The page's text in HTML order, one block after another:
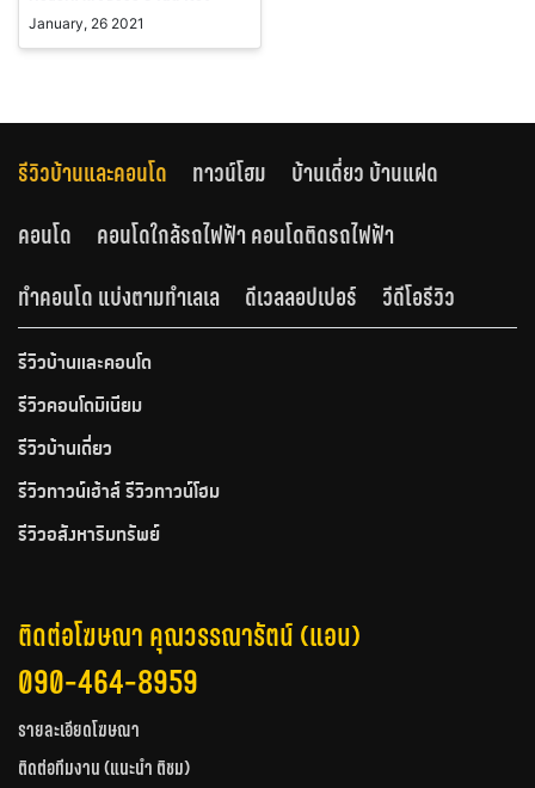
January, 26 2021
รีวิวบ้านและคอนโด ทาวน์โฮม
บ้านเดี่ยว บ้านแฝด
คอนโด
คอนโดใกล้รถไฟฟ้า คอนโดติดรถไฟฟ้า
ทำคอนโด แบ่งตามทำเลเล
ดีเวลลอปเปอร์ วีดีโอรีวิว
รีวิวบ้านและคอนโด
รีวิวคอนโดมิเนียม
รีวิวบ้านเดี่ยว
รีวิวทาวน์เฮ้าส์ รีวิวทาวน์โฮม
รีวิวอสังหาริมทรัพย์
ติดต่อโฆษณา คุณวรรณารัตน์ (แอน)
090-464-8959
รายละเอียดโฆษณา
ติดต่อทีมงาน (แนะนำ ติชม)